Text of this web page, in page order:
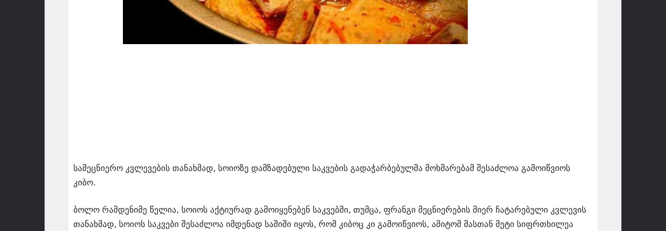
სამეცნიერო კვლევების თანახმად, სოიოზე დამზადებული საკვების გადაჭარბებულმა მოხმარებამ შესაძლოა გამოიწვიოს
კიბო.
ბოლო რამდენიმე წელია, სოიოს აქტიურად გამოიყენებენ საკვებში, თუმცა, ფრანგი მეცნიერების მიერ ჩატარებული კვლევის
თანახმად, სოიოს საკვები შესაძლოა იმდენად საშიში იყოს, რომ კიბოც კი გამოიწვიოს, ამიტომ მასთან მეტი სიფრთხილეა